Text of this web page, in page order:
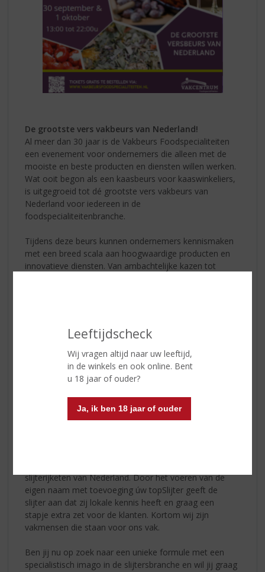
Leeftijdscheck
Wij vragen altijd naar uw leeftijd,
in de winkels en ook online. Bent
u 18 jaar of ouder?
Ja, ik ben 18 jaar of ouder
De grootste vers vakbeurs van Nederland!
Al meer dan 30 jaar is de Vakbeurs Foodspecialiteiten
een evenement voor ondernemers die alleen met de
mooiste en beste producten en diensten willen werken.
Wat ooit begon als een kaasbeurs voor kaaswinkeliers,
is uitgegroeid tot dé grootste vers vakbeurs van
Nederland voor iedereen in de
foodspecialiteitenbranche.
Tijdens deze beurs kunnen ondernemers kennismaken
met een breed scala aan hoogwaardige producten en
innovatieve diensten. Van ambachtelijke kazen tot
Met zijn continue groei trekt de Vakbeurs
Foodspecialiteiten jaarlijks duizenden bezoekers aan.
Het is dé plek waar ondernemers elkaar ontmoeten,
nieuwe trends ontdekken en hun assortiment naar een
hoger niveau tillen.
Ook wij zullen hierbij aanwezig zijn!
slijterijketen van Nederland. Door het voeren van de
eigen naam met toevoeging úw topSlijter geeft de
slijter aan dat zij lokale kennis heeft en graag een
stapje extra zet voor de klanten. Kortom wij zijn
vakmensen die staan voor ons vak.
Ben jij nu op zoek naar een unieke formule met een
specialistisch imago in de slijtersbranche en wil jij graag